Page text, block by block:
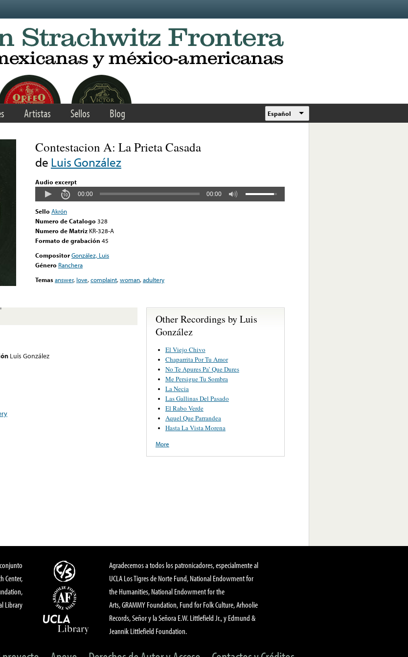
Artistas Sellos Blog Español
Contestacion A: La Prieta Casada
de Luis González
Audio excerpt
00:00 00:00
Sello Akrón
Numero de Catalogo 328
Numero de Matriz KR-328-A
Formato de grabación 45
CompositorGonzález, Luis
Género Ranchera
Temasanswer, love,complaint,woman,adultery
Luis González
Other Recordings by Luis
González
El Viejo Chivo
Chaparrita Por Tu Amor
No Te Apures Pa’ Que Dures
Me Persigue Tu Sombra
La Necia
Las Gallinas Del Pasado
El Rabo Verde
Aquel Que Parrandea
Hasta La Vista Morena
More
Center,
Library
Agradecemos a todos los patronicadores, especialmente al
UCLA Los Tigres de Norte Fund, National Endowment for
the Humanities, National Endowment for the
Arts, GRAMMY Foundation, Fund for Folk Culture, Arhoolie
Records, Señor y la Señora E.W. Littlefield Jr., y Edmund &
Jeannik Littlefield Foundation.